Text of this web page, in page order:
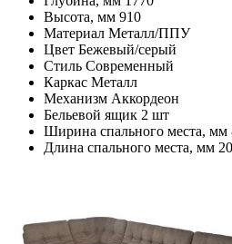
Высота, мм 910
Материал Металл/ППУ
Цвет Бежевый/серый
Стиль Современный
Каркас Металл
Механизм Аккордеон
Бельевой ящик 2 шт
Ширина спального места, мм
Длина спального места, мм